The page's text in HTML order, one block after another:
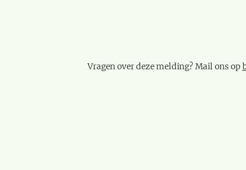
Vragen over deze melding? Mail ons op